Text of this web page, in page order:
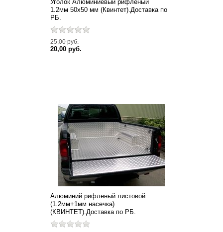
Уголок Алюминиевый рифленый
1.2мм 50х50 мм (Квинтет).Доставка по
РБ.
25,00 руб.
20,00 руб.
Алюминий рифленый листовой
(1.2мм+1мм насечка)
(КВИНТЕТ).Доставка по РБ.